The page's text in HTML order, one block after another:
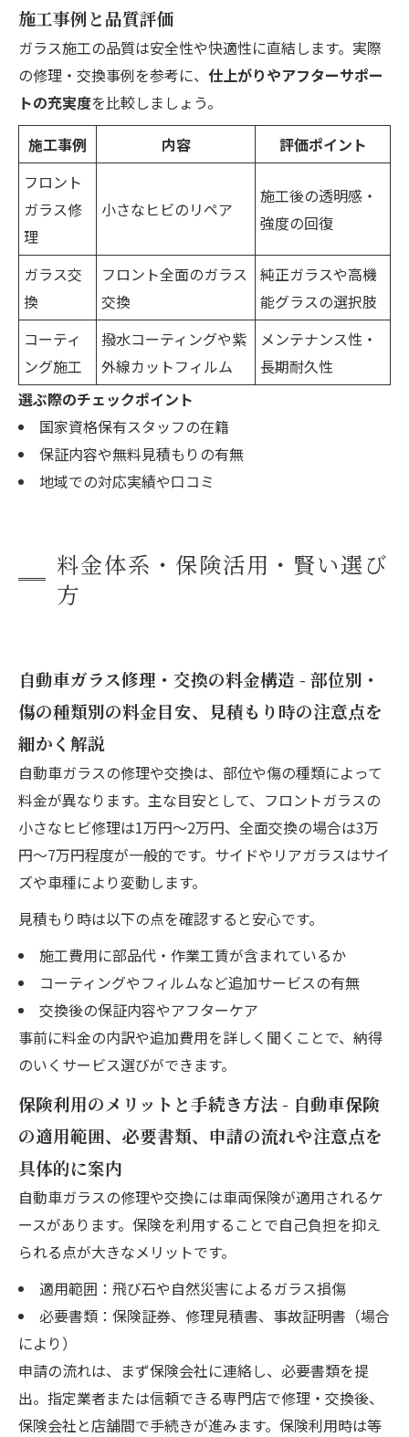
施工事例と品質評価
ガラス施工の品質は安全性や快適性に直結します。実際
の修理・交換事例を参考に、 仕上がりやアフターサポー
トの充実度を比較しましょう。
施工事例
内容
評価ポイント
フロント
ガラス修
理
小さなヒビのリペア
施工後の透明感・
強度の回復
ガラス交
換
フロント全面のガラス
交換
純正ガラスや高機
能グラスの選択肢
コーティ
ング施工
撥水コーティングや紫
外線カットフィルム
メンテナンス性・
長期耐久性
選ぶ際のチェックポイント
国家資格保有スタッフの在籍
保証内容や無料見積もりの有無
地域での対応実績や口コミ
料金体系・保険活用・賢い選び
方
自動車ガラス修理・交換の料金構造 - 部位別・
傷の種類別の料金目安、見積もり時の注意点を
細かく解説
自動車ガラスの修理や交換は、部位や傷の種類によって
料金が異なります。主な目安として、フロントガラスの
小さなヒビ修理は1万円〜2万円、全面交換の場合は3万
円〜7万円程度が一般的です。サイドやリアガラスはサイ
ズや車種により変動します。
見積もり時は以下の点を確認すると安心です。
施工費用に部品代・作業工賃が含まれているか
コーティングやフィルムなど追加サービスの有無
交換後の保証内容やアフターケア
事前に料金の内訳や追加費用を詳しく聞くことで、納得
のいくサービス選びができます。
保険利用のメリットと手続き方法 - 自動車保険
の適用範囲、必要書類、申請の流れや注意点を
具体的に案内
自動車ガラスの修理や交換には車両保険が適用されるケ
ースがあります。保険を利用することで自己負担を抑え
られる点が大きなメリットです。
適用範囲：飛び石や自然災害によるガラス損傷
必要書類：保険証券、修理見積書、事故証明書（場合
により）
申請の流れは、まず保険会社に連絡し、必要書類を提
出。指定業者または信頼できる専門店で修理・交換後、
保険会社と店舗間で手続きが進みます。保険利用時は等